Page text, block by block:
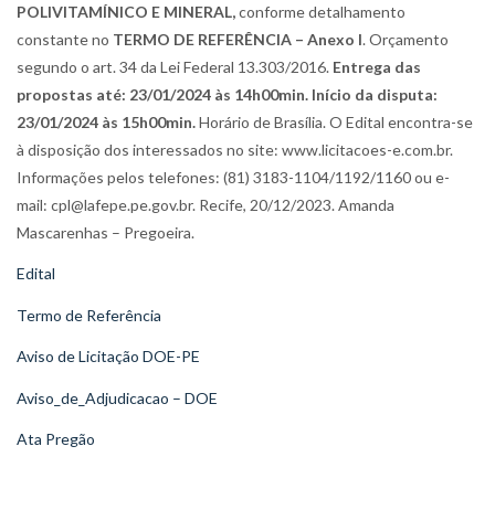
POLIVITAMÍNICO E MINERAL,conforme detalhamento
constante no TERMO DE REFERÊNCIA – Anexo I. Orçamento
segundo o art. 34 da Lei Federal 13.303/2016. Entrega das
propostas até: 23/01/2024 às 14h00min. Início da disputa:
23/01/2024 às 15h00min.Horário de Brasília. O Edital encontra-se
à disposição dos interessados no site: www.licitacoes-e.com.br.
Informações pelos telefones: (81) 3183-1104/1192/1160 ou e-
mail: cpl@lafepe.pe.gov.br. Recife, 20/12/2023. Amanda
Mascarenhas – Pregoeira.
Edital
Termo de Referência
Aviso de Licitação DOE-PE
Aviso_de_Adjudicacao – DOE
Ata Pregão